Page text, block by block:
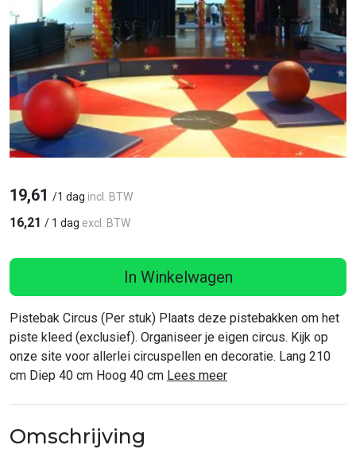
19,61 /1 dag incl. BTW
16,21 / 1 dag excl. BTW
In Winkelwagen
Pistebak Circus (Per stuk) Plaats deze pistebakken om het
piste kleed (exclusief). Organiseer je eigen circus. Kijk op
onze site voor allerlei circuspellen en decoratie. Lang 210
cm Diep 40 cm Hoog 40 cm Lees meer
Omschrijving